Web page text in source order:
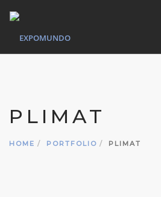
SERVIÇOS
PLIMAT
HOME PORTFOLIO PLIMAT